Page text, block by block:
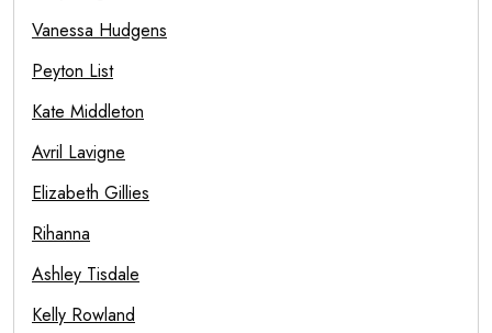
Vanessa Hudgens
Peyton List
Kate Middleton
Avril Lavigne
Elizabeth Gillies
Rihanna
Ashley Tisdale
Kelly Rowland